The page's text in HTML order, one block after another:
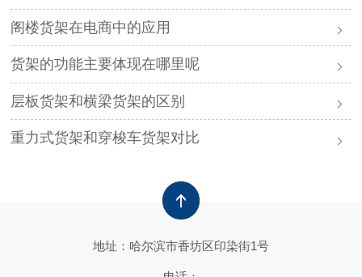
阁楼货架在电商中的应用
货架的功能主要体现在哪里呢
层板货架和横梁货架的区别
重力式货架和穿梭车货架对比
地址：哈尔滨市香坊区印染街1号